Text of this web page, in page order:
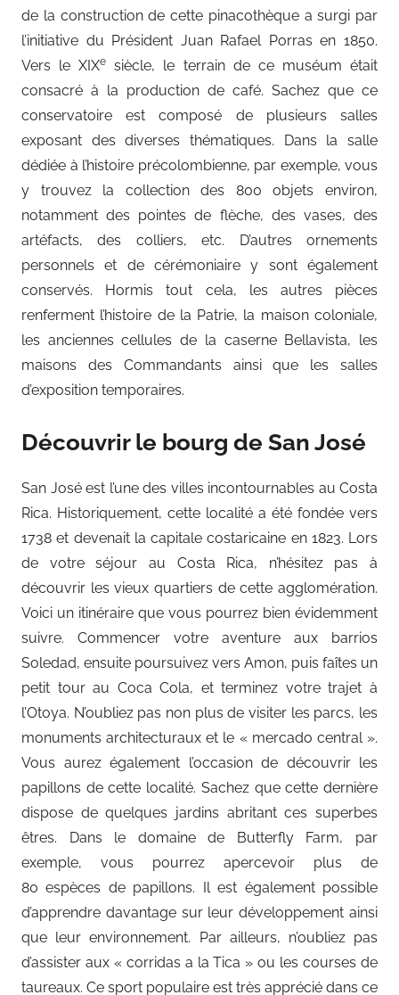
de la construction de cette pinacothèque a surgi par
l’initiative du Président Juan Rafael Porras en 1850.
Vers le XIXe
siècle, le terrain de ce muséum était
consacré à la production de café. Sachez que ce
conservatoire est composé de plusieurs salles
exposant des diverses thématiques. Dans la salle
dédiée à l’histoire précolombienne, par exemple, vous
y trouvez la collection des 800 objets environ,
notamment des pointes de flèche, des vases, des
artéfacts, des colliers, etc. D’autres ornements
personnels et de cérémoniaire y sont également
conservés. Hormis tout cela, les autres pièces
renferment l’histoire de la Patrie, la maison coloniale,
les anciennes cellules de la caserne Bellavista, les
maisons des Commandants ainsi que les salles
d’exposition temporaires.
Découvrir le bourg de San José
San José est l’une des villes incontournables au Costa
Rica. Historiquement, cette localité a été fondée vers
1738 et devenait la capitale costaricaine en 1823. Lors
de votre séjour au Costa Rica, n’hésitez pas à
découvrir les vieux quartiers de cette agglomération.
Voici un itinéraire que vous pourrez bien évidemment
suivre. Commencer votre aventure aux barrios
Soledad, ensuite poursuivez vers Amon, puis faîtes un
petit tour au Coca Cola, et terminez votre trajet à
l’Otoya. N’oubliez pas non plus de visiter les parcs, les
monuments architecturaux et le « mercado central ».
Vous aurez également l’occasion de découvrir les
papillons de cette localité. Sachez que cette dernière
dispose de quelques jardins abritant ces superbes
êtres. Dans le domaine de Butterfly Farm, par
exemple, vous pourrez apercevoir plus de
80 espèces de papillons. Il est également possible
d’apprendre davantage sur leur développement ainsi
que leur environnement. Par ailleurs, n’oubliez pas
d’assister aux « corridas a la Tica » ou les courses de
taureaux. Ce sport populaire est très apprécié dans ce